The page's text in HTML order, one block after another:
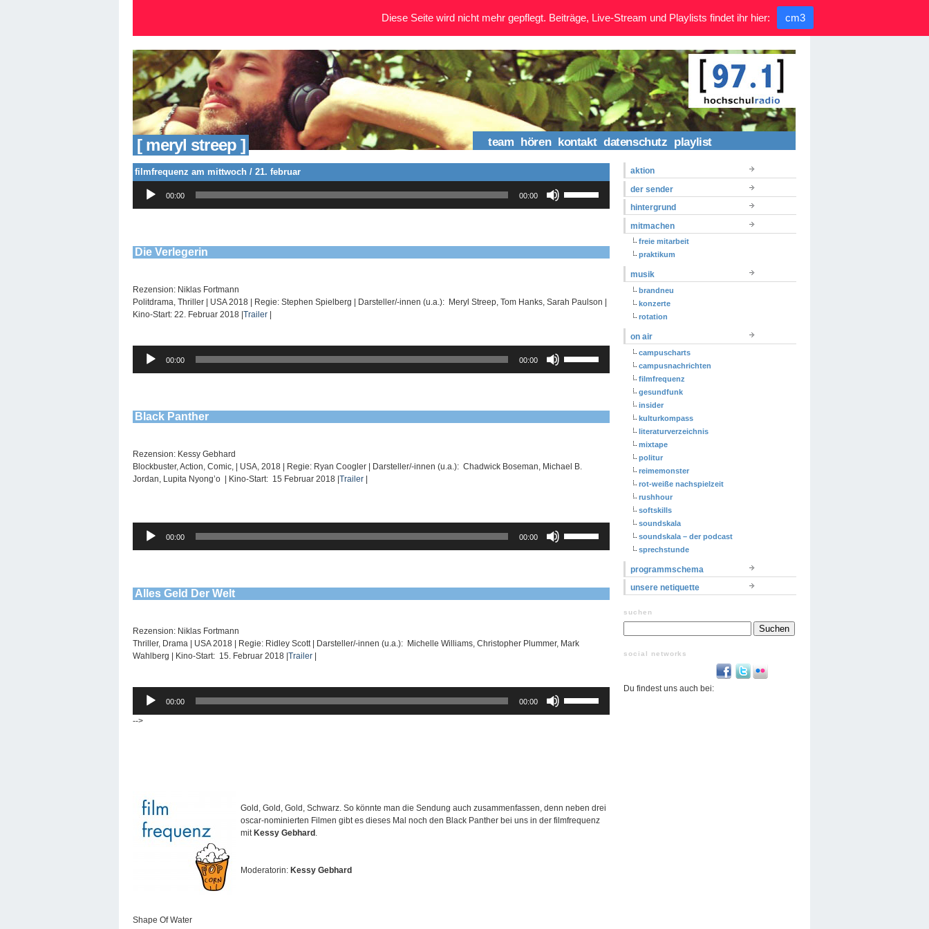
[ meryl streep ] team hören kontakt datenschutz playlist
filmfrequenz am mittwoch / 21. februar
Player
00:00 00:00
Hoch/Runter
benutzen,
Lautstärke
zu
Die Verlegerin
Rezension: Niklas Fortmann
Politdrama, Thriller | USA 2018 | Regie: Stephen Spielberg | Darsteller/-innen (u.a.): Meryl Streep, Tom Hanks, Sarah Paulson |
Kino-Start: 22. Februar 2018 |Trailer |
Player
00:00 00:00
Hoch/Runter
benutzen,
Lautstärke
zu
Black Panther
Rezension: Kessy Gebhard
Blockbuster, Action, Comic, | USA, 2018 | Regie: Ryan Coogler | Darsteller/-innen (u.a.): Chadwick Boseman, Michael B.
Jordan, Lupita Nyong’o | Kino-Start: 15 Februar 2018 |Trailer |
Player
00:00 00:00
Hoch/Runter
benutzen,
Lautstärke
zu
Alles Geld Der Welt
Rezension: Niklas Fortmann
Thriller, Drama | USA 2018 | Regie: Ridley Scott | Darsteller/-innen (u.a.): Michelle Williams, Christopher Plummer, Mark
Wahlberg | Kino-Start: 15. Februar 2018 |Trailer |
Player
00:00 00:00
Hoch/Runter
benutzen,
-->
Gold, Gold, Gold, Schwarz. So könnte man die Sendung auch zusammenfassen, denn neben drei
oscar-nominierten Filmen gibt es dieses Mal noch den Black Panther bei uns in der filmfrequenz
mit Kessy Gebhard
Moderatorin: Kessy Gebhard
Shape Of Water
aktion
der sender
hintergrund
mitmachen
freie mitarbeit
praktikum
musik
brandneu
konzerte
rotation
on air
campuscharts
campusnachrichten
filmfrequenz
gesundfunk
insider
kulturkompass
literaturverzeichnis
mixtape
politur
reimemonster
rot-weiße nachspielzeit
rushhour
softskills
soundskala
soundskala – der podcast
sprechstunde
programmschema
unsere netiquette
suchen
social networks
Du findest uns auch bei:
Diese Seite wird nicht mehr gepflegt. Beiträge, Live-Stream und Playlists findet ihr hier: cm3